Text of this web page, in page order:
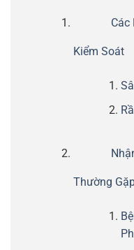
Các
Kiểm Soát
Thường